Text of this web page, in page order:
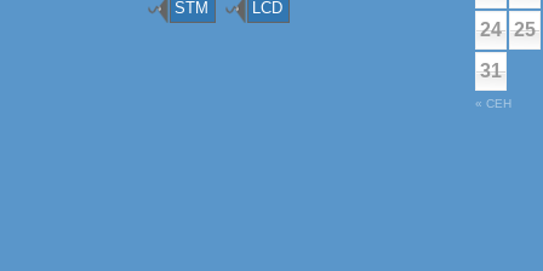
STM LCD
« СЕН
24 25
31